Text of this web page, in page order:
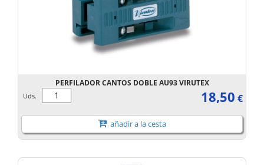
PERFILADOR CANTOS DOBLE AU93 VIRUTEX
Uds. 18,50 €
añadir a la cesta